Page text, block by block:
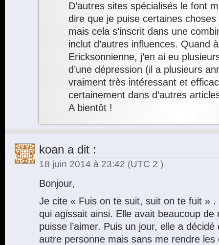
D’autres sites spécialisés le font
dire que je puise certaines
mais cela s’inscrit dans une
inclut d’autres influences. Quand
Ericksonnienne, j’en ai eu
d’une dépression (il a plusieurs
vraiment très intéressant et
certainement dans d’autres
A bientôt !
koan a dit :
18 juin 2014 à 23:42 (UTC 2 )
Bonjour,
Je cite « Fuis on te suit, suit on te fuit » .
qui agissait ainsi. Elle avait beaucoup de
puisse l’aimer. Puis un jour, elle a décidé
autre personne mais sans me rendre les